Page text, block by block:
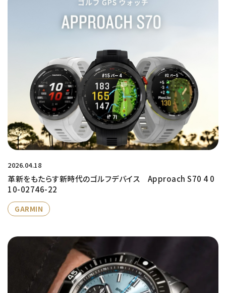
2026.04.18
革新をもたらす新時代のゴルフデバイス Approach S70 4 0
10-02746-22
GARMIN